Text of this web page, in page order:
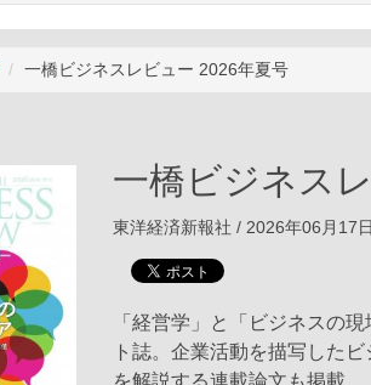
一橋ビジネスレビュー 2026年夏号
一橋ビジネス
東洋経済新報社 / 2026年06月17
「経営学」と「ビジネスの
ト誌。企業活動を描写した
を解説する連載論文も掲載